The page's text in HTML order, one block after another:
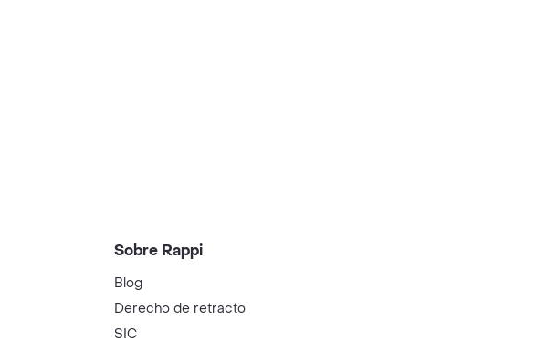
Sobre Rappi
Blog
Derecho de retracto
SIC